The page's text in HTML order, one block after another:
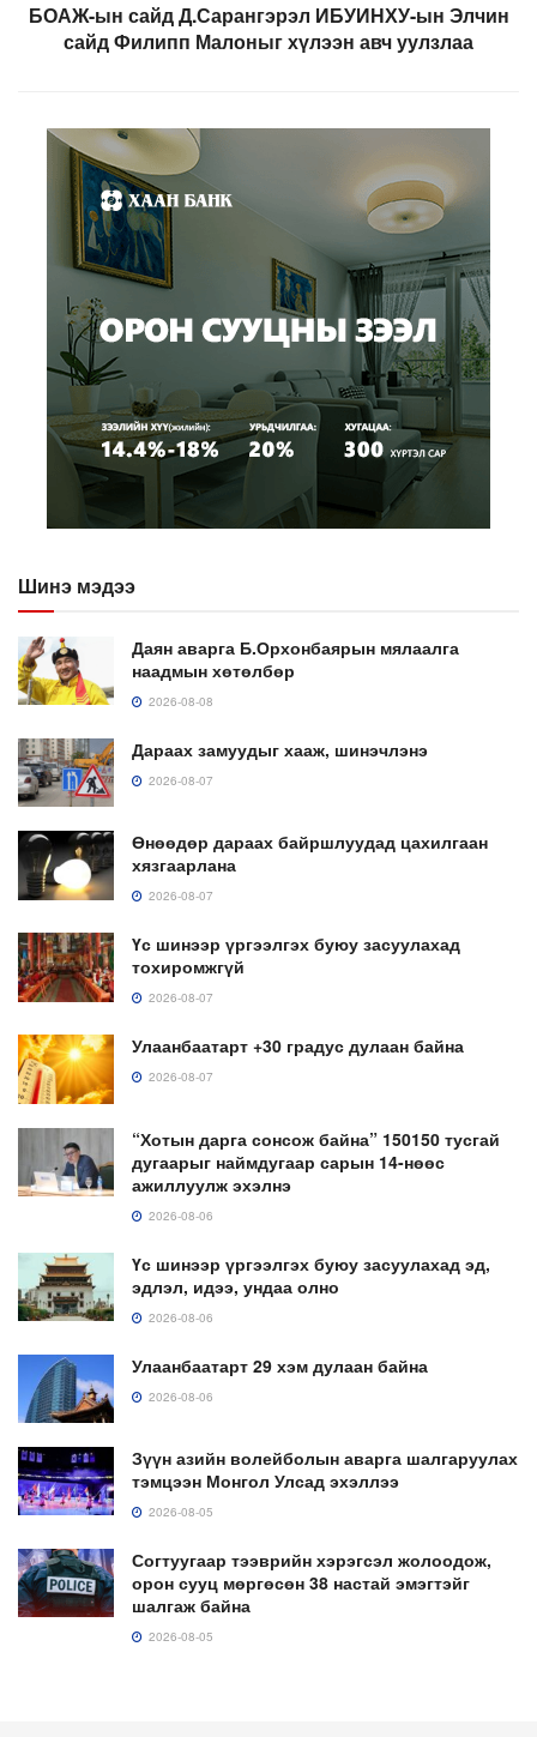
БОАЖ-ын сайд Д.Сарангэрэл ИБУИНХУ-ын Элчин
сайд Филипп Малоныг хүлээн авч уулзлаа
Шинэ мэдээ
Даян аварга Б.Орхонбаярын мялаалга
наадмын хөтөлбөр
2026-08-08
Дараах замуудыг хааж, шинэчлэнэ
2026-08-07
Өнөөдөр дараах байршлуудад цахилгаан
хязгаарлана
2026-08-07
Үс шинээр үргээлгэх буюу засуулахад
тохиромжгүй
2026-08-07
Улаанбаатарт +30 градус дулаан байна
2026-08-07
“Хотын дарга сонсож байна” 150150 тусгай
дугаарыг наймдугаар сарын 14-нөөс
ажиллуулж эхэлнэ
2026-08-06
Үс шинээр үргээлгэх буюу засуулахад эд,
эдлэл, идээ, ундаа олно
2026-08-06
Улаанбаатарт 29 хэм дулаан байна
2026-08-06
Зүүн азийн волейболын аварга шалгаруулах
тэмцээн Монгол Улсад эхэллээ
2026-08-05
Согтуугаар тээврийн хэрэгсэл жолоодож,
орон сууц мөргөсөн 38 настай эмэгтэйг
шалгаж байна
2026-08-05